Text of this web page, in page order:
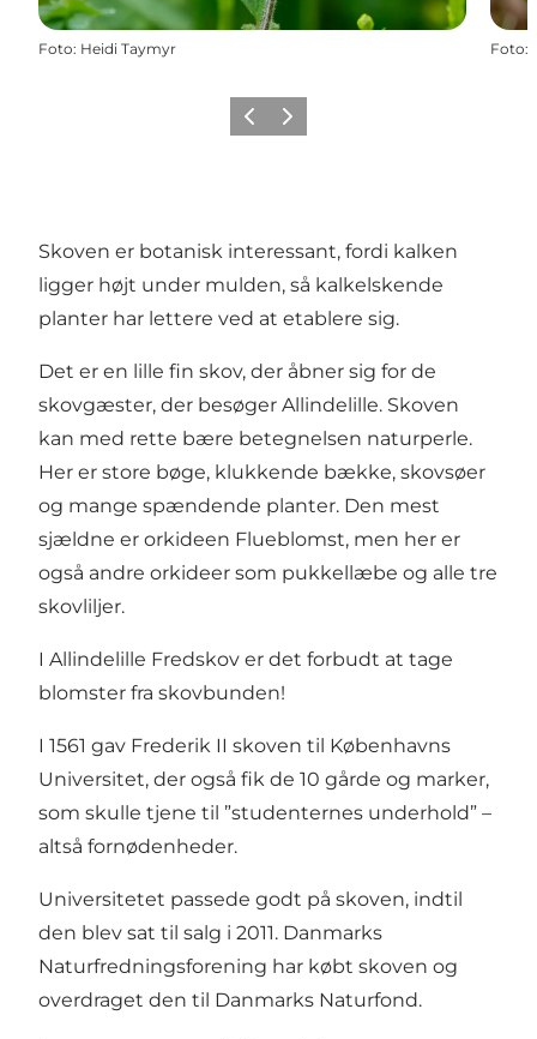
Foto: Heidi Taymyr Foto:
ForrigeNæste
Skoven er botanisk interessant, fordi kalken
ligger højt under mulden, så kalkelskende
planter har lettere ved at etablere sig.
Det er en lille fin skov, der åbner sig for de
skovgæster, der besøger Allindelille. Skoven
kan med rette bære betegnelsen naturperle.
Her er store bøge, klukkende bække, skovsøer
og mange spændende planter. Den mest
sjældne er orkideen Flueblomst, men her er
også andre orkideer som pukkellæbe og alle tre
skovliljer.
I Allindelille Fredskov er det forbudt at tage
blomster fra skovbunden!
I 1561 gav Frederik II skoven til Københavns
Universitet, der også fik de 10 gårde og marker,
som skulle tjene til ”studenternes underhold” –
altså fornødenheder.
Universitetet passede godt på skoven, indtil
den blev sat til salg i 2011. Danmarks
Naturfredningsforening har købt skoven og
overdraget den til Danmarks Naturfond.